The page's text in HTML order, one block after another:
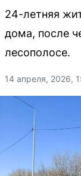
24-летняя
дома, после
лесополосе.
14 апреля, 2026,